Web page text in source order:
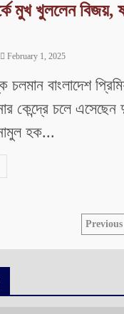
মুখ খুললেন বিজয়,
February 1, 2025
চলমান বাংলাদেশ
কেন্দ্রে চলে এসেছেন
হক...
Posts
Previous